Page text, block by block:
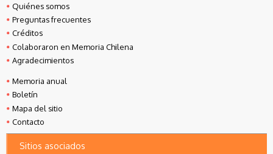
Quiénes somos
Preguntas frecuentes
Créditos
Colaboraron en Memoria Chilena
Agradecimientos
Memoria anual
Boletín
Mapa del sitio
Contacto
Sitios asociados